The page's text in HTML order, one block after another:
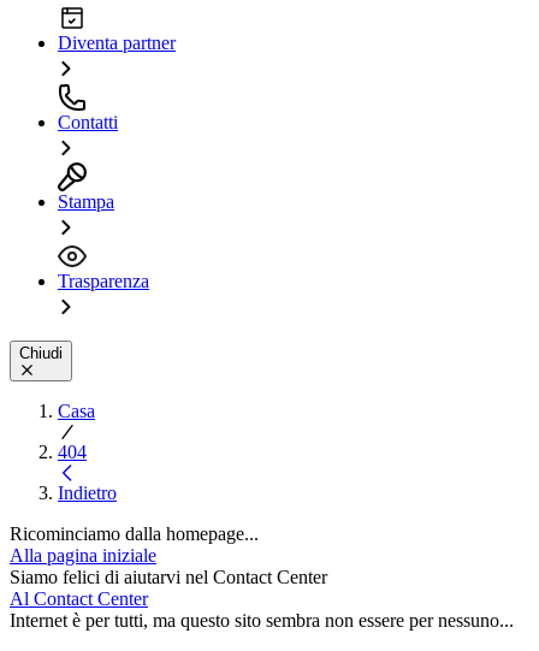
Diventa partner
Contatti
Stampa
Trasparenza
Chiudi
Casa
404
Indietro
Ricominciamo dalla homepage...
Alla pagina iniziale
Siamo felici di aiutarvi nel Contact Center
Al Contact Center
Internet è per tutti, ma questo sito sembra non essere per nessuno...